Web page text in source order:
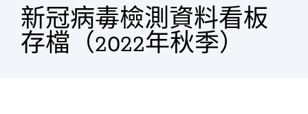
新冠病毒檢測資料看板
存檔（2022年秋季）